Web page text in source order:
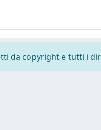
da copyright e tutti i